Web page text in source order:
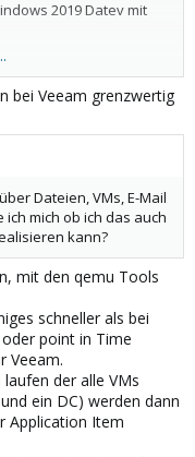
2019 Datev mit
sichert auch jede
jeden Abend eine
Proxmox Cluster mit 3
ersetzen und eine
bei Veeam grenzwertig
Dateien, VMs, E-Mail
mich ob ich das auch
kann?
mit den qemu Tools
schneller als bei
point in Time
Veeam.
der alle VMs
ein DC) werden dann
Application Item